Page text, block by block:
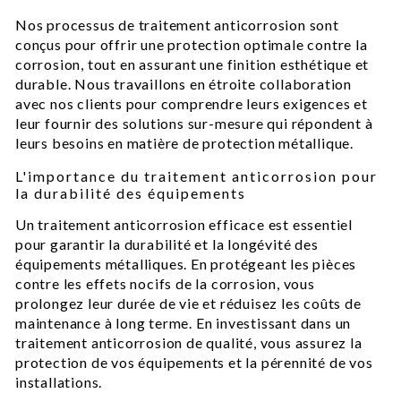
Nos processus de traitement anticorrosion sont
conçus pour offrir une protection optimale contre la
corrosion, tout en assurant une finition esthétique et
durable. Nous travaillons en étroite collaboration
avec nos clients pour comprendre leurs exigences et
leur fournir des solutions sur-mesure qui répondent à
leurs besoins en matière de protection métallique.
L'importance du traitement anticorrosion pour
la durabilité des équipements
Un traitement anticorrosion efficace est essentiel
pour garantir la durabilité et la longévité des
équipements métalliques. En protégeant les pièces
contre les effets nocifs de la corrosion, vous
prolongez leur durée de vie et réduisez les coûts de
maintenance à long terme. En investissant dans un
traitement anticorrosion de qualité, vous assurez la
protection de vos équipements et la pérennité de vos
installations.